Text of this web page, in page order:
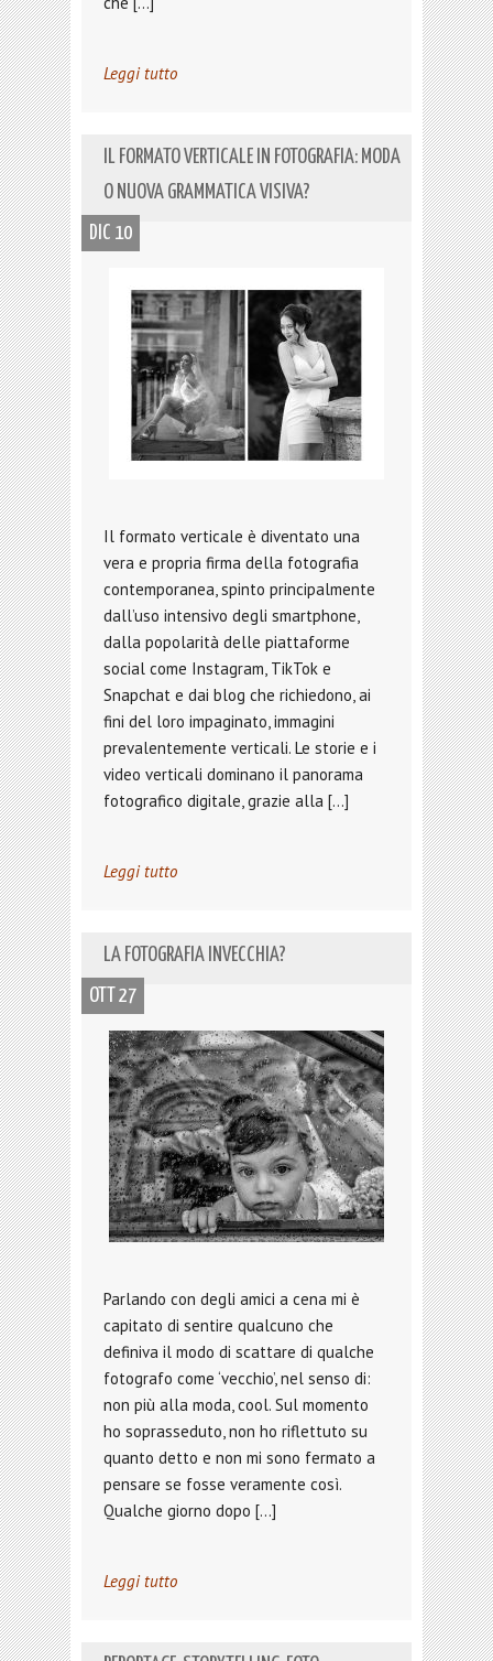
Leggi tutto
IL FORMATO VERTICALE IN FOTOGRAFIA: MODA
O NUOVA GRAMMATICA VISIVA?
DIC 10
Il formato verticale è diventato una
vera e propria firma della fotografia
contemporanea, spinto principalmente
dall’uso intensivo degli smartphone,
dalla popolarità delle piattaforme
social come Instagram, TikTok e
Snapchat e dai blog che richiedono, ai
fini del loro impaginato, immagini
prevalentemente verticali. Le storie e i
video verticali dominano il panorama
fotografico digitale, grazie alla […]
Leggi tutto
LA FOTOGRAFIA INVECCHIA?
OTT 27
Parlando con degli amici a cena mi è
capitato di sentire qualcuno che
definiva il modo di scattare di qualche
fotografo come ‘vecchio’, nel senso di:
non più alla moda, cool. Sul momento
ho soprasseduto, non ho riflettuto su
quanto detto e non mi sono fermato a
pensare se fosse veramente così.
Qualche giorno dopo […]
Leggi tutto